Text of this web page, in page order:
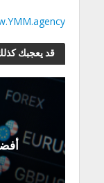
قد يعجبك